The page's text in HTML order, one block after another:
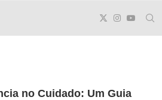
no Cuidado: Um Guia